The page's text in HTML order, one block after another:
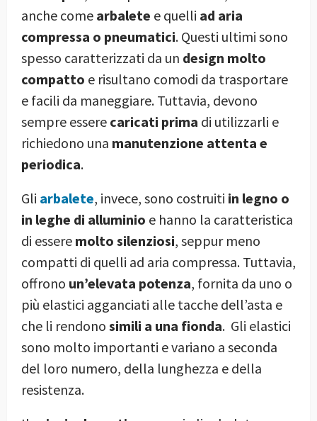
anche come arbalete e quelli ad aria
compressa o pneumatici. Questi ultimi sono
spesso caratterizzati da un design molto
compatto e risultano comodi da trasportare
e facili da maneggiare. Tuttavia, devono
sempre essere caricati prima di utilizzarli e
richiedono una manutenzione attenta e
periodica.
Gli arbalete, invece, sono costruiti in legno o
in leghe di alluminio e hanno la caratteristica
di essere molto silenziosi, seppur meno
compatti di quelli ad aria compressa. Tuttavia,
offrono un’elevata potenza, fornita da uno o
più elastici agganciati alle tacche dell’asta e
che li rendono simili a una fionda. Gli elastici
sono molto importanti e variano a seconda
del loro numero, della lunghezza e della
resistenza.